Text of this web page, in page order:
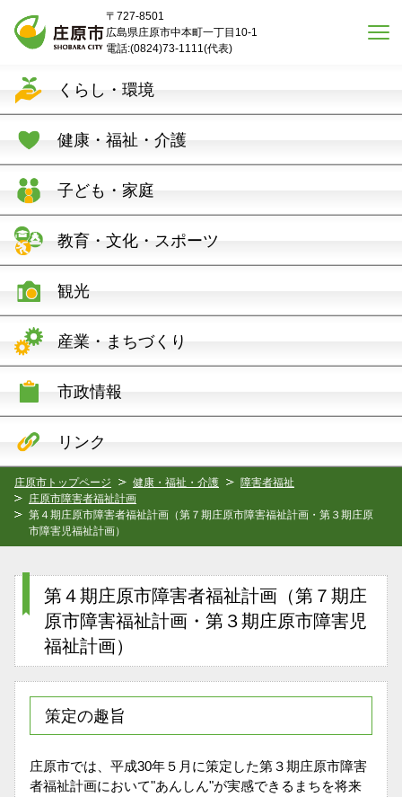
〒727-8501
広島県庄原市中本町一丁目10-1
電話:(0824)73-1111(代表)
くらし・環境
健康・福祉・介護
子ども・家庭
教育・文化・スポーツ
観光
産業・まちづくり
市政情報
リンク
庄原市トップページ 健康・福祉・介護
障害者福祉
庄原市障害者福祉計画
第４期庄原市障害者福祉計画（第７期庄原市障害福祉計画・第３期庄原
市障害児福祉計画）
第４期庄原市障害者福祉計画（第７期庄
原市障害福祉計画・第３期庄原市障害児
福祉計画）
策定の趣旨
庄原市では、平成30年５月に策定した第３期庄原市障害
者福祉計画において"あんしん"が実感できるまちを将来